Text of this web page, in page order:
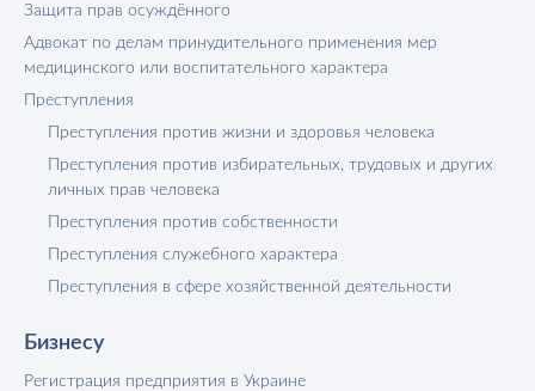
Защита прав осуждённого
Адвокат по делам принудительного применения мер
медицинского или воспитательного характера
Преступления
Преступления против жизни и здоровья человека
Преступления против избирательных, трудовых и других
личных прав человека
Преступления против собственности
Преступления служебного характера
Преступления в сфере хозяйственной деятельности
Бизнесу
Регистрация предприятия в Украине